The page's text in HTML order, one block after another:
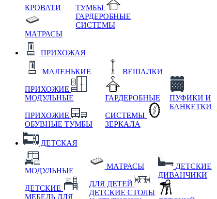
КРОВАТИ
МАТРАСЫ
ТУМБЫ
ГАРДЕРОБНЫЕ
СИСТЕМЫ
ПРИХОЖАЯ
МАЛЕНЬКИЕ
ПРИХОЖИЕ
МОДУЛЬНЫЕ
ПРИХОЖИЕ
ОБУВНЫЕ ТУМБЫ
ВЕШАЛКИ
ГАРДЕРОБНЫЕ
СИСТЕМЫ
ЗЕРКАЛА
ПУФИКИ И
БАНКЕТКИ
ДЕТСКАЯ
МОДУЛЬНЫЕ
ДЕТСКИЕ
МЕБЕЛЬ ДЛЯ
МАТРАСЫ
ДЛЯ ДЕТЕЙ
ДЕТСКИЕ СТОЛЫ
ДЕТСКИЕ
ДИВАНЧИКИ